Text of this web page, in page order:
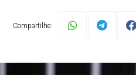
Compartilhe: